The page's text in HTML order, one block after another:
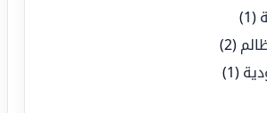
(1)
(2)
(1)